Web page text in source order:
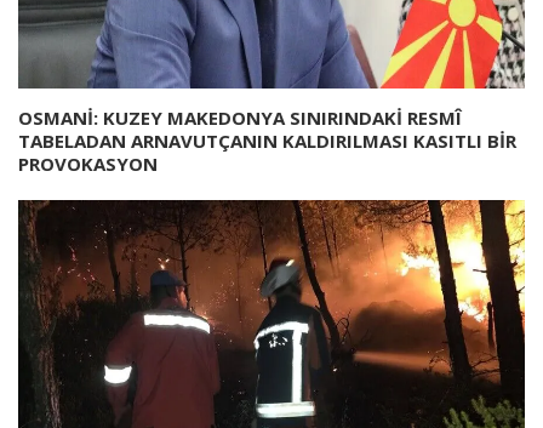
OSMANİ: KUZEY MAKEDONYA SINIRINDAKİ RESMÎ
TABELADAN ARNAVUTÇANIN KALDIRILMASI KASITLI BİR
PROVOKASYON